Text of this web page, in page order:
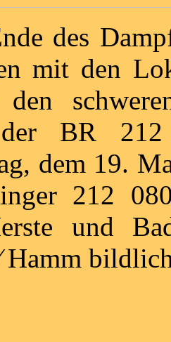
des
mit den
der BR
dem 19.
212
und
Hamm